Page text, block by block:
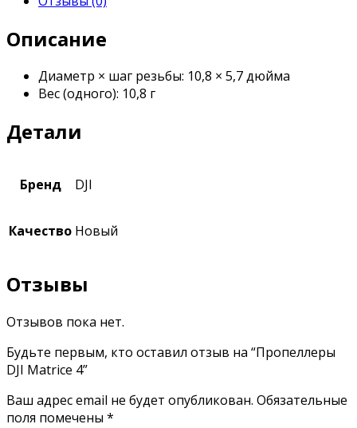
Описание
Диаметр × шаг резьбы: 10,8 × 5,7 дюйма
Вес (одного): 10,8 г
Детали
Бренд DJI
Качество Новый
Отзывы
Отзывов пока нет.
Будьте первым, кто оставил отзыв на “Пропеллеры
DJI Matrice 4”
Ваш адрес email не будет опубликован. Обязательные
поля помечены *